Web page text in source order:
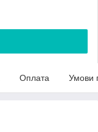
Оплата Умови